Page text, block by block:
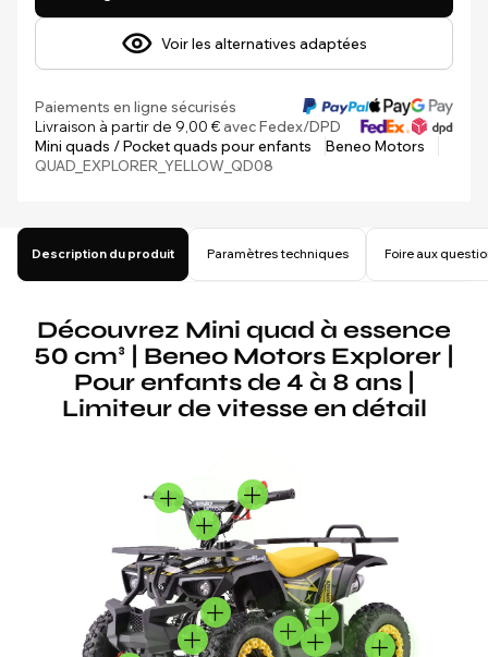
Voir les alternatives adaptées
Paiements en ligne sécurisés
Livraison à partir de 9,00 €avec Fedex/DPD
Mini quads / Pocket quads pour enfants
Beneo Motors
QUAD_EXPLORER_YELLOW_QD08
Description du produit Paramètres techniques Foire aux
Découvrez Mini quad à essence
50 cm³ | Beneo Motors Explorer |
Pour enfants de 4 à 8 ans |
Limiteur de vitesse en détail